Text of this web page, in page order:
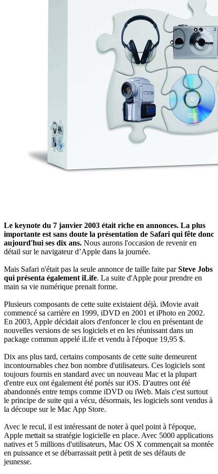
Le keynote du 7 janvier 2003 était riche en annonces. La plus
importante est sans doute la présentation de Safari qui fête donc
aujourd'hui ses dix ans. Nous aurons l'occasion de revenir en
détail sur le navigateur d’Apple dans la journée.
Mais Safari n'était pas la seule annonce de taille faite parSteve Jobs
qui présenta également iLife. La suite d'Apple pour prendre en
main sa vie numérique prenait forme.
Plusieurs composants de cette suite existaient déjà. iMovie avait
commencé sa carrière en 1999, iDVD en 2001 et iPhoto en 2002.
En 2003, Apple décidait alors d'enfoncer le clou en présentant de
nouvelles versions de ses logiciels et en les réunissant dans un
package commun appelé iLife et vendu à l'époque 19,95 $.
Dix ans plus tard, certains composants de cette suite demeurent
incontournables chez bon nombre d'utilisateurs. Ces logiciels sont
toujours fournis en standard avec un nouveau Mac et la plupart
d'entre eux ont également été portés sur iOS. D'autres ont été
abandonnés entre temps comme iDVD ou iWeb. Mais c'est surtout
le principe de suite qui a vécu, désormais, les logiciels sont vendus à
la découpe sur le Mac App Store.
Avec le recul, il est intéressant de noter à quel point à l'époque,
Apple mettait sa stratégie logicielle en place. Avec 5000 applications
natives et 5 millions d'utilisateurs, Mac OS X commençait sa montée
en puissance et se débarrassait petit à petit de ses défauts de
jeunesse.